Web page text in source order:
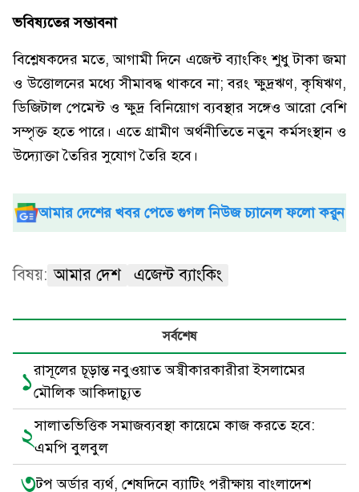
ভবিষ্যতের সম্ভাবনা
বিশ্লেষকদের মতে, আগামী দিনে এজেন্ট ব্যাংকিং শুধু টাকা জমা
ও উত্তোলনের মধ্যে সীমাবদ্ধ থাকবে না; বরং ক্ষুদ্রঋণ, কৃষিঋণ,
ডিজিটাল পেমেন্ট ও ক্ষুদ্র বিনিয়োগ ব্যবস্থার সঙ্গেও আরো বেশি
সম্পৃক্ত হতে পারে। এতে গ্রামীণ অর্থনীতিতে নতুন কর্মসংস্থান ও
উদ্যোক্তা তৈরির সুযোগ তৈরি হবে।
আমার দেশের খবর পেতে গুগল নিউজ চ্যানেল ফলো করুন
বিষয়: আমার দেশ এজেন্ট ব্যাংকিং
সর্বশেষ
১রাসূলের চূড়ান্ত নবুওয়াত অস্বীকারকারীরা ইসলামের
মৌলিক আকিদাচ্যুত
২সালাতভিত্তিক সমাজব্যবস্থা কায়েমে কাজ করতে হবে:
এমপি বুলবুল
৩টপ অর্ডার ব্যর্থ, শেষদিনে ব্যাটিং পরীক্ষায় বাংলাদেশ